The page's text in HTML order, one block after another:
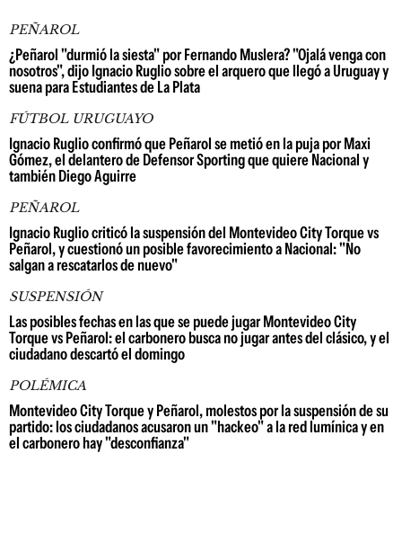
PEÑAROL
¿Peñarol "durmió la siesta" por Fernando Muslera? "Ojalá venga con
nosotros", dijo Ignacio Ruglio sobre el arquero que llegó a Uruguay y
suena para Estudiantes de La Plata
FÚTBOL URUGUAYO
Ignacio Ruglio confirmó que Peñarol se metió en la puja por Maxi
Gómez, el delantero de Defensor Sporting que quiere Nacional y
también Diego Aguirre
PEÑAROL
Ignacio Ruglio criticó la suspensión del Montevideo City Torque vs
Peñarol, y cuestionó un posible favorecimiento a Nacional: "No
salgan a rescatarlos de nuevo"
SUSPENSIÓN
Las posibles fechas en las que se puede jugar Montevideo City
Torque vs Peñarol: el carbonero busca no jugar antes del clásico, y el
ciudadano descartó el domingo
POLÉMICA
Montevideo City Torque y Peñarol, molestos por la suspensión de su
partido: los ciudadanos acusaron un "hackeo" a la red lumínica y en
el carbonero hay "desconfianza"